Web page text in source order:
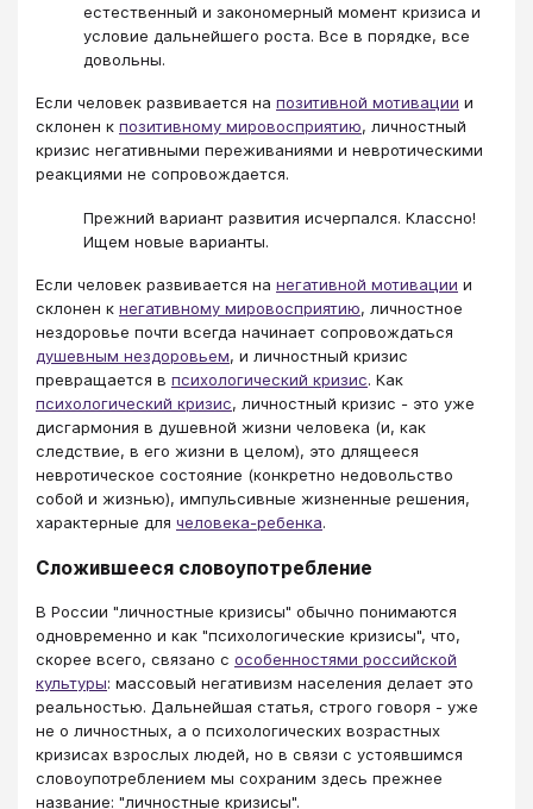
естественный и закономерный момент кризиса и
условие дальнейшего роста. Все в порядке, все
довольны.
Если человек развивается на позитивной мотивации и
склонен к позитивному мировосприятию, личностный
кризис негативными переживаниями и невротическими
реакциями не сопровождается.
Прежний вариант развития исчерпался. Классно!
Ищем новые варианты.
Если человек развивается на негативной мотивации и
склонен к негативному мировосприятию, личностное
нездоровье почти всегда начинает сопровождаться
душевным нездоровьем, и личностный кризис
превращается в психологический кризис. Как
психологический кризис, личностный кризис - это уже
дисгармония в душевной жизни человека (и, как
следствие, в его жизни в целом), это длящееся
невротическое состояние (конкретно недовольство
собой и жизнью), импульсивные жизненные решения,
характерные для человека-ребенка.
Сложившееся словоупотребление
В России "личностные кризисы" обычно понимаются
одновременно и как "психологические кризисы", что,
скорее всего, связано с особенностями российской
культуры: массовый негативизм населения делает это
реальностью. Дальнейшая статья, строго говоря - уже
не о личностных, а о психологических возрастных
кризисах взрослых людей, но в связи с устоявшимся
словоупотреблением мы сохраним здесь прежнее
название: "личностные кризисы".